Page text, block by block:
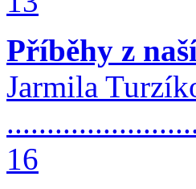
Příběhy z
Jarmila
16